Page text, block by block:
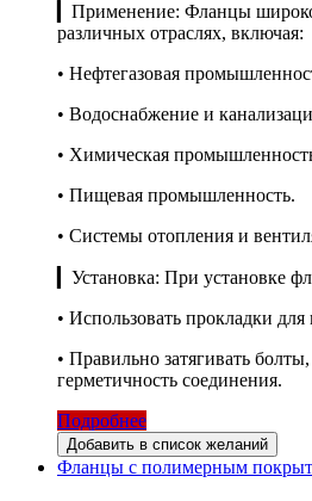
▎Применение: Фланцы
различных отраслях, включая:
• Нефтегазовая
• Водоснабжение и
• Химическая
• Пищевая промышленность.
• Системы отопления и
▎Установка: При установке
• Использовать прокладки
• Правильно затягивать
герметичность соединения.
Подробнее
Добавить в список желаний
Фланцы с полимерным